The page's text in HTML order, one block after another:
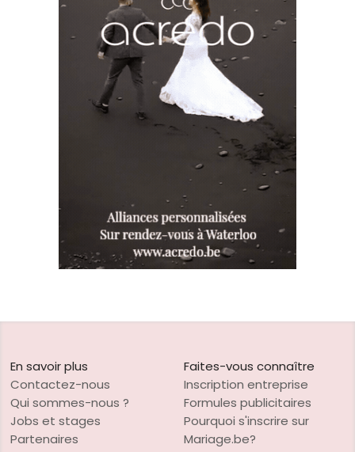
En savoir plus
Contactez-nous
Qui sommes-nous ?
Jobs et stages
Partenaires
Faites-vous connaître
Inscription entreprise
Formules publicitaires
Pourquoi s'inscrire sur
Mariage.be?